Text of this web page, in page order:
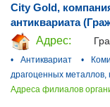
City Gold,
антиквариата
Адрес:
•
Антиквариат •
драгоценных
Адреса филиалов